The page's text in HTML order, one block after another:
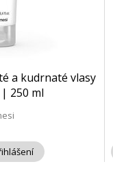
a kudrnaté vlasy
250 ml